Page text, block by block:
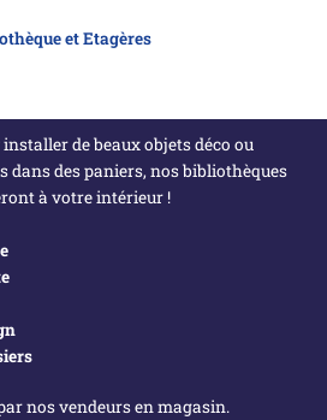
et Etagères
de beaux objets déco ou
dans des paniers, nos bibliothèques
à votre intérieur !
nos vendeurs en magasin.